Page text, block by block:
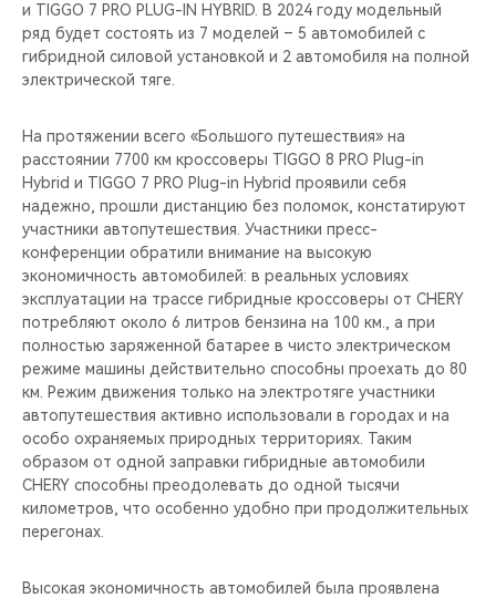
и TIGGO 7 PRO PLUG-IN HYBRID. В 2024 году модельный
ряд будет состоять из 7 моделей – 5 автомобилей с
гибридной силовой установкой и 2 автомобиля на полной
электрической тяге.
На протяжении всего «Большого путешествия» на
расстоянии 7700 км кроссоверы TIGGO 8 PRO Plug-in
Hybrid и TIGGO 7 PRO Plug-in Hybrid проявили себя
надежно, прошли дистанцию без поломок, констатируют
участники автопутешествия. Участники пресс-
конференции обратили внимание на высокую
экономичность автомобилей: в реальных условиях
эксплуатации на трассе гибридные кроссоверы от CHERY
потребляют около 6 литров бензина на 100 км., а при
полностью заряженной батарее в чисто электрическом
режиме машины действительно способны проехать до 80
км. Режим движения только на электротяге участники
автопутешествия активно использовали в городах и на
особо охраняемых природных территориях. Таким
образом от одной заправки гибридные автомобили
CHERY способны преодолевать до одной тысячи
километров, что особенно удобно при продолжительных
перегонах.
Высокая экономичность автомобилей была проявлена